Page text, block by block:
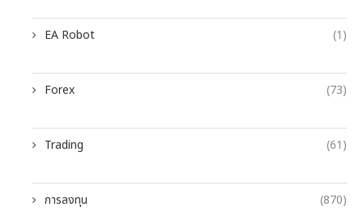
EA Robot (1)
Forex (73)
Trading (61)
การลงทุน (870)